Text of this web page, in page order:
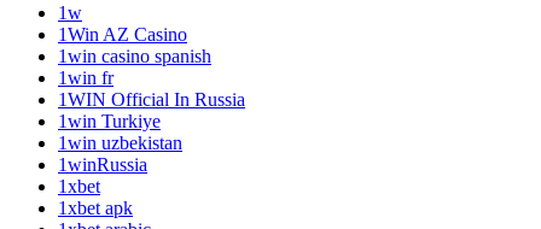
1w
1Win AZ Casino
1win casino spanish
1win fr
1WIN Official In Russia
1win Turkiye
1win uzbekistan
1winRussia
1xbet
1xbet apk